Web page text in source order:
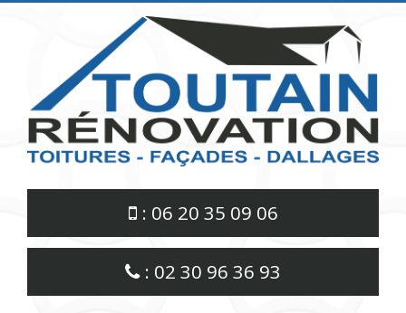
: 06 20 35 09 06
: 02 30 96 36 93